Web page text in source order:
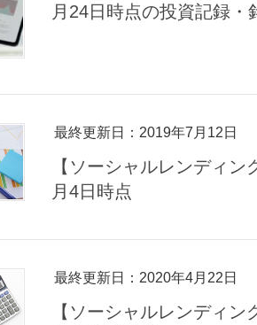
月24日時点の投資記録・
最終更新日：2019年7月12日
【ソーシャルレンディ
月4日時点
最終更新日：2020年4月22日
【ソーシャルレンディ